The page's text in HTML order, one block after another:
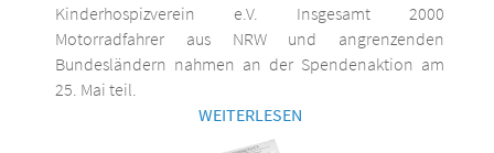
Kinderhospizverein e.V. Insgesamt 2000
Motorradfahrer aus NRW und angrenzenden
Bundesländern nahmen an der Spendenaktion am
25. Mai teil.
WEITERLESEN